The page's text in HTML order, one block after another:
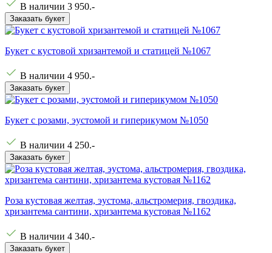
В наличии 3 950.-
Заказать букет
Букет с кустовой хризантемой и статицей №1067
В наличии 4 950.-
Заказать букет
Букет с розами, эустомой и гиперикумом №1050
В наличии 4 250.-
Заказать букет
Роза кустовая желтая, эустома, альстромерия, гвоздика,
хризантема сантини, хризантема кустовая №1162
В наличии 4 340.-
Заказать букет